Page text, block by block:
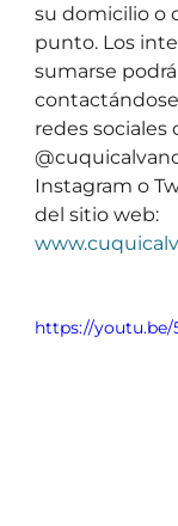
su domicilio o
punto. Los
sumarse
redes sociales
Instagram o
del sitio web:
https://youtu.be/